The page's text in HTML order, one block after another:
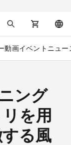
動画イベント ニュー
ング
を用
る風